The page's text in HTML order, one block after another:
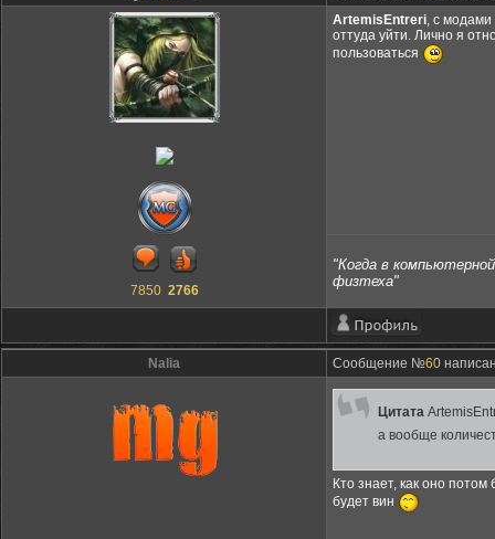
7850 2766
ArtemisEntreri, c модами
оттуда уйти. Лично я
пользоваться
"Когда в
физтеха"
Nalia Сообщение №60
Цитата
а вообще
Кто знает, как оно
будет вин